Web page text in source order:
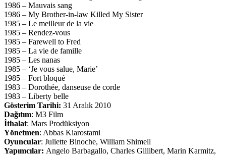
1986 – Mauvais sang
1986 – My Brother-in-law Killed My Sister
1985 – Le meilleur de la vie
1985 – Rendez-vous
1985 – Farewell to Fred
1985 – La vie de famille
1985 – Les nanas
1985 – ‘Je vous salue, Marie’
1985 – Fort bloqué
1983 – Dorothée, danseuse de corde
1983 – Liberty belle
Gösterim Tarihi: 31 Aralık 2010
Dağıtım: M3 Film
İthalat: Mars Prodüksiyon
Yönetmen: Abbas Kiarostami
Oyuncular: Juliette Binoche, William Shimell
Yapımcılar: Angelo Barbagallo, Charles Gillibert, Marin Karmitz,